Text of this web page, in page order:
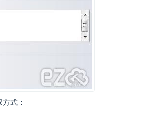
式：